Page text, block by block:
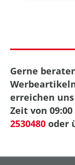
Gerne
erreichen
Zeit von
2530480 oder